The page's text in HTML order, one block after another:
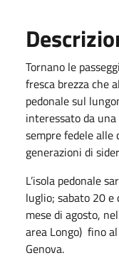
Tornano le
fresca brezza che
pedonale sul
interessato da
sempre fedele alle
generazioni di
L’isola pedonale
luglio; sabato 20
mese di agosto,
area Longo) fino
Genova.